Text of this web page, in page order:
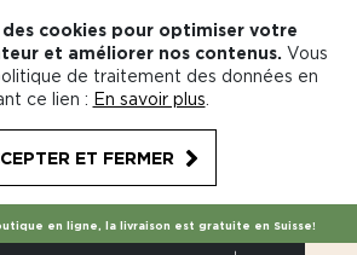
des cookies pour optimiser votre
et améliorer nos contenus. Vous
de traitement des données en
ce lien : En savoir plus
ET FERMER
en ligne, la livraison est gratuite en Suisse!